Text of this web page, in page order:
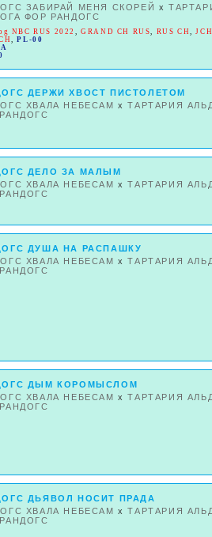
ЗАБИРАЙ МЕНЯ СКОРЕЙ x
ФОР РАНДОГС
NBC RUS 2022 ,GRAND CH RUS, RUS CH,
,PL-00
ДЕРЖИ ХВОСТ ПИСТОЛЕТОМ
ХВАЛА НЕБЕСАМ xТАРТАРИЯ
ДЕЛО ЗА МАЛЫМ
ХВАЛА НЕБЕСАМ xТАРТАРИЯ
ДУША НА РАСПАШКУ
ХВАЛА НЕБЕСАМ xТАРТАРИЯ
ДЫМ КОРОМЫСЛОМ
ХВАЛА НЕБЕСАМ xТАРТАРИЯ
ДЬЯВОЛ НОСИТ ПРАДА
ХВАЛА НЕБЕСАМ xТАРТАРИЯ